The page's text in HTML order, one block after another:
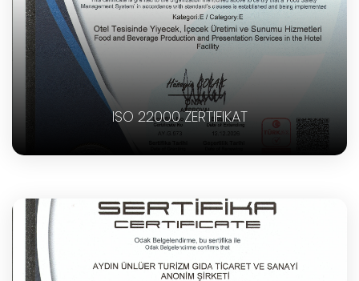
ISO 22000 ZERTIFIKAT